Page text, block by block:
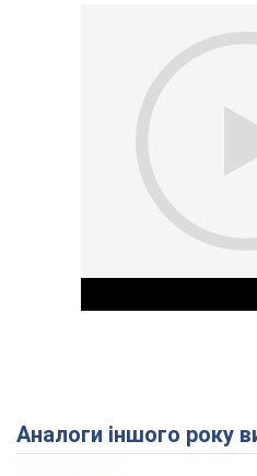
Аналоги іншого року